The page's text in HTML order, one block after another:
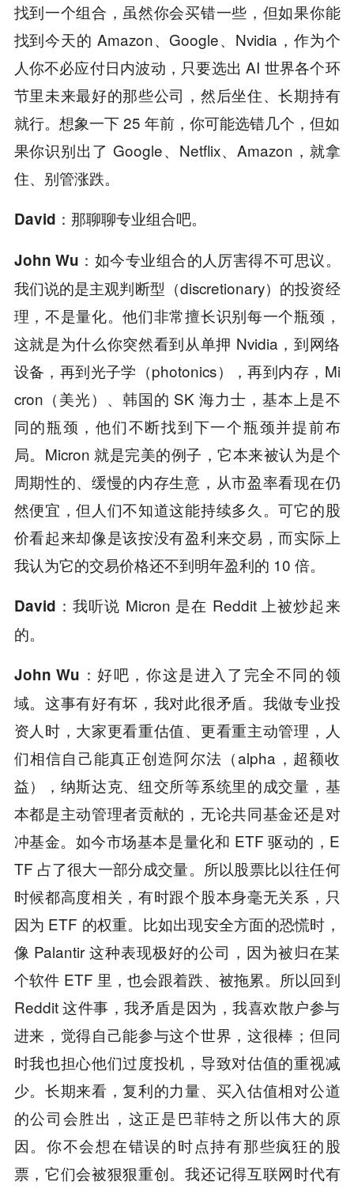
找到一个组合，虽然你会买错一些，但如果你能
找到今天的 Amazon、Google、Nvidia，作为个
人你不必应付日内波动，只要选出 AI 世界各个环
节里未来最好的那些公司，然后坐住、长期持有
就行。想象一下 25 年前，你可能选错几个，但如
果你识别出了 Google、Netflix、Amazon，就拿
住、别管涨跌。
David： 那聊聊专业组合吧。
John Wu： 如今专业组合的人厉害得不可思议。
我们说的是主观判断型（discretionary）的投资经
理，不是量化。他们非常擅长识别每一个瓶颈，
这就是为什么你突然看到从单押 Nvidia，到网络
设备，再到光子学（photonics），再到内存，Mi
cron（美光）、韩国的 SK 海力士，基本上是不
同的瓶颈，他们不断找到下一个瓶颈并提前布
局。Micron 就是完美的例子，它本来被认为是个
周期性的、缓慢的内存生意，从市盈率看现在仍
然便宜，但人们不知道这能持续多久。可它的股
价看起来却像是该按没有盈利来交易，而实际上
我认为它的交易价格还不到明年盈利的 10 倍。
David： 我听说 Micron 是在 Reddit 上被炒起来
的。
John Wu：好吧，你这是进入了完全不同的领
域。这事有好有坏，我对此很矛盾。我做专业投
资人时，大家更看重估值、更看重主动管理，人
们相信自己能真正创造阿尔法（alpha，超额收
益），纳斯达克、纽交所等系统里的成交量，基
本都是主动管理者贡献的，无论共同基金还是对
冲基金。如今市场基本是量化和 ETF 驱动的，E
TF 占了很大一部分成交量。所以股票比以往任何
时候都高度相关，有时跟个股本身毫无关系，只
因为 ETF 的权重。比如出现安全方面的恐慌时，
像 Palantir 这种表现极好的公司，因为被归在某
个软件 ETF 里，也会跟着跌、被拖累。所以回到
Reddit 这件事，我矛盾是因为，我喜欢散户参与
进来，觉得自己能参与这个世界，这很棒；但同
时我也担心他们过度投机，导致对估值的重视减
少。长期来看，复利的力量、买入估值相对公道
的公司会胜出，这正是巴菲特之所以伟大的原
因。你不会想在错误的时点持有那些疯狂的股
票，它们会被狠狠重创。我还记得互联网时代有